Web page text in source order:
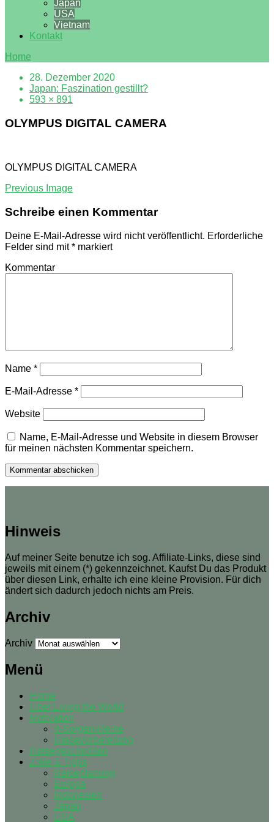
Japan
USA
Vietnam
Kontakt
Home
28. Dezember 2020
Japan: Faszination gestillt?
593 × 891
OLYMPUS DIGITAL CAMERA
OLYMPUS DIGITAL CAMERA
Previous Image
Schreibe einen Kommentar
Deine E-Mail-Adresse wird nicht veröffentlicht. Erforderliche
Felder sind mit* markiert
Kommentar
Name *
E-Mail-Adresse *
Website
Name, E-Mail-Adresse und Website in diesem Browser
für meinen nächsten Kommentar speichern.
Hinweis
Auf meiner Seite benutze ich sog. Affiliate-Links, diese sind
jeweils mit einem (*) gekennzeichnet. Kaufst Du das Produkt
über diesen Link, erhalte ich eine kleine Provision. Für dich
ändert sich dadurch jedoch nichts am Preis.
Archiv
Archiv
Menü
Home
Über Living the World
Motivation
4-Sorgen-Reihe
Reisevorbereitung
Reisegeschichten
Ziele & Tipps
Reiseplanung
Europa
Indonesien
Japan
USA